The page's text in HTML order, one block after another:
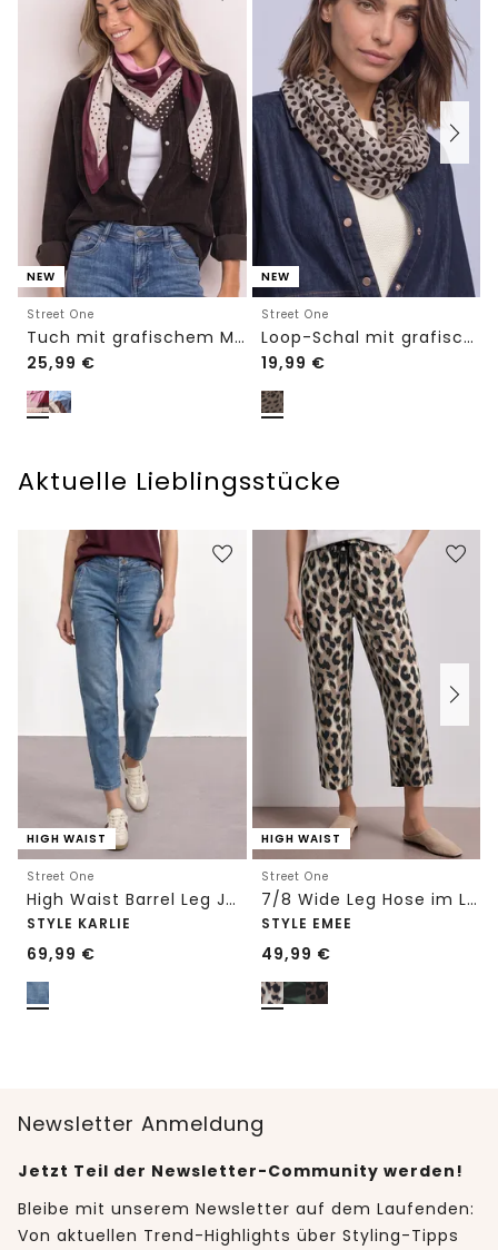
NEW
Street One
Tuch mit grafischem Muster
25,99 €
NEW
Street One
Loop-Schal mit grafischem Muster
19,99 €
Aktuelle Lieblingsstücke
HIGH WAIST
Street One
High Waist Barrel Leg Jeans im Loose Fit
STYLE KARLIE
69,99 €
HIGH WAIST
Street One
7/8 Wide Leg Hose im Loose Fit mit Print
STYLE EMEE
49,99 €
Newsletter Anmeldung
Jetzt Teil der Newsletter-Community werden!
Bleibe mit unserem Newsletter auf dem Laufenden:
Von aktuellen Trend-Highlights über Styling-Tipps